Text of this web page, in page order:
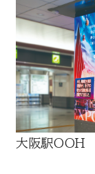
大阪駅OOH